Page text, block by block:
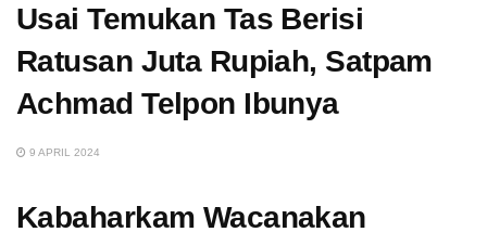
Usai Temukan Tas Berisi
Ratusan Juta Rupiah, Satpam
Achmad Telpon Ibunya
9 APRIL 2024
Kabaharkam Wacanakan